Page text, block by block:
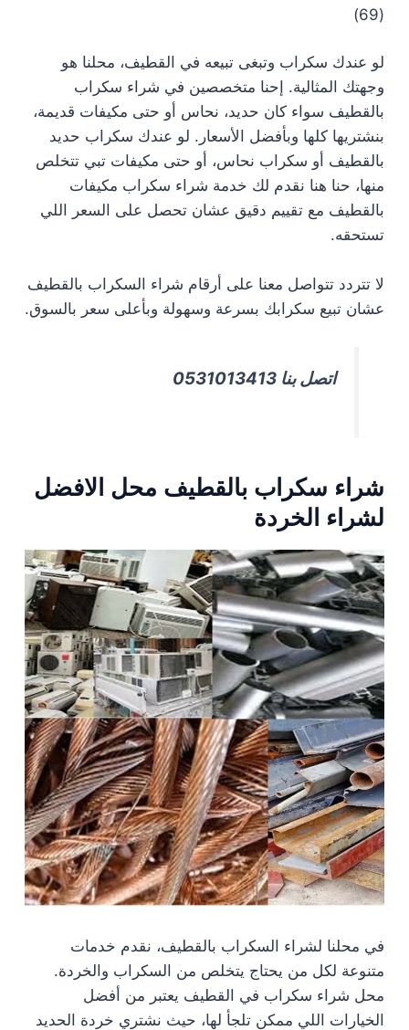
(
69
)
لو عندك سكراب وتبغى تبيعه في القطيف، محلنا هو
وجهتك المثالية. إحنا متخصصين في شراء سكراب
بالقطيف سواء كان حديد، نحاس أو حتى مكيفات قديمة،
بنشتريها كلها وبأفضل الأسعار. لو عندك سكراب حديد
بالقطيف أو سكراب نحاس، أو حتى مكيفات تبي تتخلص
منها، حنا هنا نقدم لك خدمة شراء سكراب مكيفات
بالقطيف مع تقييم دقيق عشان تحصل على السعر اللي
تستحقه.
لا تتردد تتواصل معنا على أرقام شراء السكراب بالقطيف
عشان تبيع سكرابك بسرعة وسهولة وبأعلى سعر بالسوق.
اتصل بنا 0531013413
شراء سكراب بالقطيف محل الافضل
لشراء الخردة
في محلنا لشراء السكراب بالقطيف، نقدم خدمات
متنوعة لكل من يحتاج يتخلص من السكراب والخردة.
محل شراء سكراب في القطيف يعتبر من أفضل
الخيارات اللي ممكن تلجأ لها، حيث نشتري خردة الحديد